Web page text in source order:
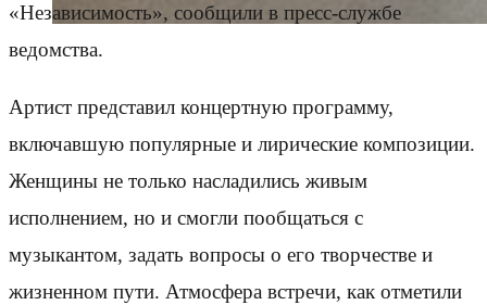
«Независимость», сообщили в пресс-службе
ведомства.
Артист представил концертную программу,
включавшую популярные и лирические композиции.
Женщины не только насладились живым
исполнением, но и смогли пообщаться с
музыкантом, задать вопросы о его творчестве и
жизненном пути. Атмосфера встречи, как отметили